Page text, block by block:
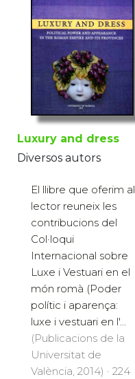
Luxury and dress
Diversos autors
El llibre que oferim al
lector reuneix les
contribucions del
Col·loqui
Internacional sobre
Luxe i Vestuari en el
món romà (Poder
polític i aparença:
luxe i vestuari en l'...
(Publicacions de la
Universitat de
València, 2014) · 224